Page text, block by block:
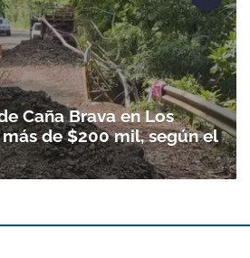
Caña Brava en Los
de $200 mil, según el